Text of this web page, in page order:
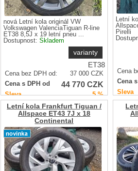
nová Letní kola originál VW
Volkswagen ValenciaTiguan R-line
ET38 8,5J x 19 letní pneu ...
Dostupnost: Skladem
varianty
ET38
Cena bez DPH od: 37 000 CZK
Cena s DPH od
44 770 CZK
Sleva 5 %
Letní
Pirelli
Cena
Cena
Sleva
Letní kola Frankfurt Tiguan /
Allspace ET43 7J x 18
Continental